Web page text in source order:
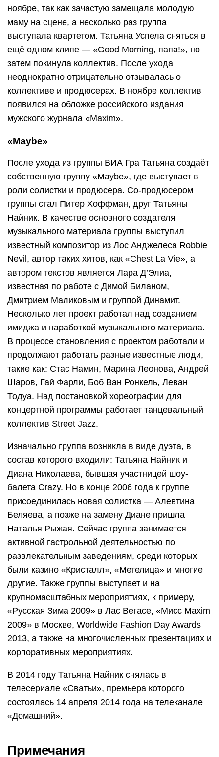
ноябре, так как зачастую замещала молодую
маму на сцене, а несколько раз группа
выступала квартетом. Татьяна Успела сняться в
ещё одном клипе — «Good Morning, папа!», но
затем покинула коллектив. После ухода
неоднократно отрицательно отзывалась о
коллективе и продюсерах. В ноябре коллектив
появился на обложке российского издания
мужского журнала «Maxim».
«Maybe»
После ухода из группы ВИА Гра Татьяна создаёт
собственную группу «Maybe», где выступает в
роли солистки и продюсера. Со-продюсером
группы стал Питер Хоффман, друг Татьяны
Найник. В качестве основного создателя
музыкального материала группы выступил
известный композитор из Лос Анджелеса Robbie
Nevil, автор таких хитов, как «Chest La Vie», а
автором текстов является Лара Д’Элиа,
известная по работе с Димой Биланом,
Дмитрием Маликовым и группой Динамит.
Несколько лет проект работал над созданием
имиджа и наработкой музыкального материала.
В процессе становления с проектом работали и
продолжают работать разные известные люди,
такие как: Стас Намин, Марина Леонова, Андрей
Шаров, Гай Фарли, Боб Ван Ронкель, Леван
Тодуа. Над постановкой хореографии для
концертной программы работает танцевальный
коллектив Street Jazz.
Изначально группа возникла в виде дуэта, в
состав которого входили: Татьяна Найник и
Диана Николаева, бывшая участницей шоу-
балета Crazy. Но в конце 2006 года к группе
присоединилась новая солистка — Алевтина
Беляева, а позже на замену Диане пришла
Наталья Рыжая. Сейчас группа занимается
активной гастрольной деятельностью по
развлекательным заведениям, среди которых
были казино «Кристалл», «Метелица» и многие
другие. Также группы выступает и на
крупномасштабных мероприятиях, к примеру,
«Русская Зима 2009» в Лас Вегасе, «Мисс Maxim
2009» в Москве, Worldwide Fashion Day Awards
2013, а также на многочисленных презентациях и
корпоративных мероприятиях.
В 2014 году Татьяна Найник снялась в
телесериале «Сватьи», премьера которого
состоялась 14 апреля 2014 года на телеканале
«Домашний».
Примечания